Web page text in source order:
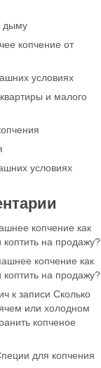
дыму
копчение от
условиях
и малого
условиях
копчение как
на продажу?
копчение как
на продажу?
к записи Сколько
или холодном
копченое
для копчения